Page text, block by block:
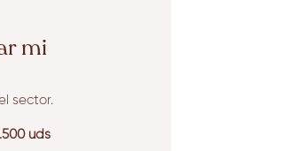
mi
sector.
uds